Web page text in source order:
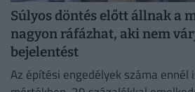
Súlyos döntés előtt állnak a
nagyon ráfázhat, aki nem
bejelentést
Az építési engedélyek száma ennél